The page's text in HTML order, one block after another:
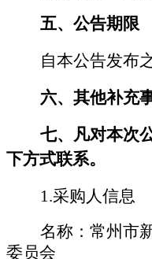
五、公告期限
自本公告发布
六、其他补充
七、凡对本次
下方式联系。
1.采购人信息
名称：常州市
委员会